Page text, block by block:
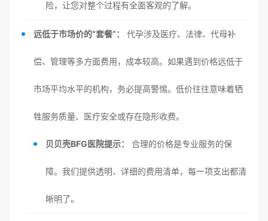
险，让您对整个过程有全面客观的了解。
远低于市场价的“套餐”： 代孕涉及医疗、法律、代母补
偿、管理等多方面费用，成本较高。如果遇到价格远低于
市场平均水平的机构，务必提高警惕。低价往往意味着牺
牲服务质量、医疗安全或存在隐形收费。
贝贝壳BFG医院提示： 合理的价格是专业服务的保
障。我们提供透明、详细的费用清单，每一项支出都清
晰明了。